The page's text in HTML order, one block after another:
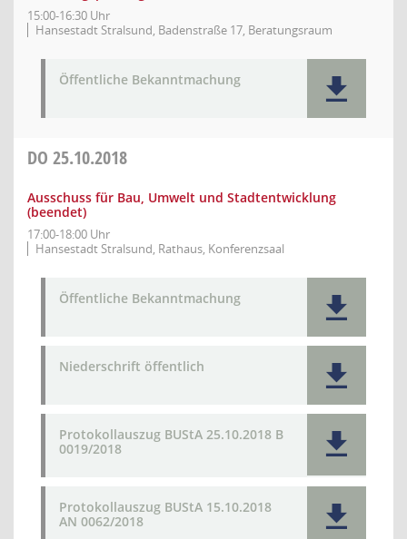
15:00-16:30 Uhr
Hansestadt Stralsund, Badenstraße 17, Beratungsraum
Öffentliche Bekanntmachung
DO 25.10.2018
Ausschuss für Bau, Umwelt und Stadtentwicklung
(beendet)
17:00-18:00 Uhr
Hansestadt Stralsund, Rathaus, Konferenzsaal
Öffentliche Bekanntmachung
Niederschrift öffentlich
Protokollauszug BUStA 25.10.2018 B
0019/2018
Protokollauszug BUStA 15.10.2018
AN 0062/2018